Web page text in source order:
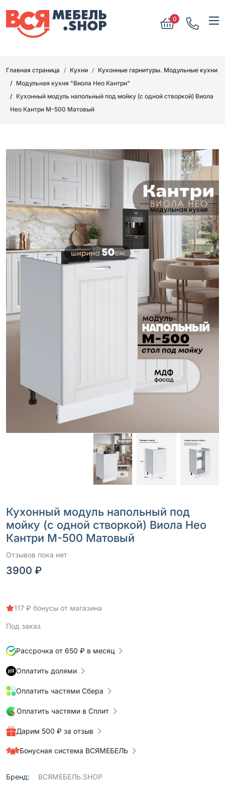
0
Главная страница Кухни
Кухонные гарнитуры. Модульные кухни
Модульная кухня "Виола Нео Кантри"
Кухонный модуль напольный под мойку (с одной створкой) Виола
Нео Кантри М-500 Матовый
Кухонный модуль напольный под
мойку (с одной створкой) Виола Нео
Кантри М-500 Матовый
Отзывов пока нет
3900 ₽
117 ₽ бонусы от магазина
Под заказ
Рассрочка от 650 ₽ в месяц
Оплатить долями
Оплатить частями Сбера
Оплатить частями в Сплит
Дарим 500 ₽ за отзыв
Бонусная система ВСЯМЕБЕЛЬ
Бренд: ВСЯМЕБЕЛЬ.SHOP